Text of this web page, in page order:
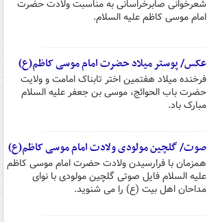
شعرخوانی صابرخراسانی به مناسبت ولادت حضرت
امام موسی کاظم علیه السلام.
عکس/ پوستر میلاد حضرت امام موسی کاظم(ع)
فرخنده میلاد هفتمین اختر تابناک امامت و ولایت
حضرت باب الحوائج، موسی بن جعفر علیه السلام
مبارک باد.
صوت/ گلچین مولودی ولادت امام موسی کاظم(ع)
همزمان با فرارسیدن ولادت حضرت امام موسی کاظم
علیه السلام فایل صوتی گلچین مولودی با نوای
مداحان اهل بیت (ع) را می شنوید.